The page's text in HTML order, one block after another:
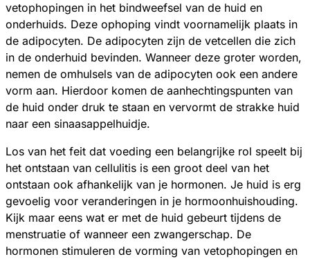
vetophopingen in het bindweefsel van de huid en
onderhuids. Deze ophoping vindt voornamelijk plaats in
de adipocyten. De adipocyten zijn de vetcellen die zich
in de onderhuid bevinden. Wanneer deze groter worden,
nemen de omhulsels van de adipocyten ook een andere
vorm aan. Hierdoor komen de aanhechtingspunten van
de huid onder druk te staan en vervormt de strakke huid
naar een sinaasappelhuidje.
Los van het feit dat voeding een belangrijke rol speelt bij
het ontstaan van cellulitis is een groot deel van het
ontstaan ook afhankelijk van je hormonen. Je huid is erg
gevoelig voor veranderingen in je hormoonhuishouding.
Kijk maar eens wat er met de huid gebeurt tijdens de
menstruatie of wanneer een zwangerschap. De
hormonen stimuleren de vorming van vetophopingen en